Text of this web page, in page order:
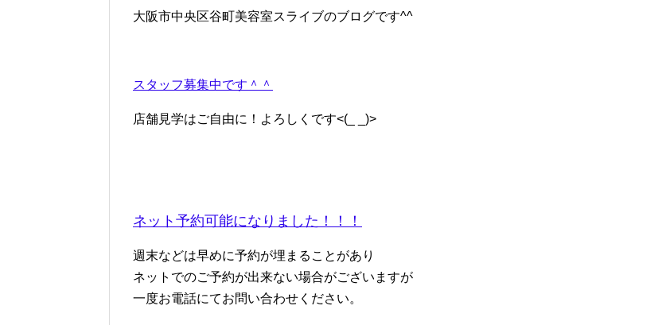
大阪市中央区谷町美容室スライブのブログです^^
スタッフ募集中です＾＾
店舗見学はご自由に！よろしくです<(_ _)>
ネット予約可能になりました！！！
週末などは早めに予約が埋まることがあり
ネットでのご予約が出来ない場合がございますが
一度お電話にてお問い合わせください。